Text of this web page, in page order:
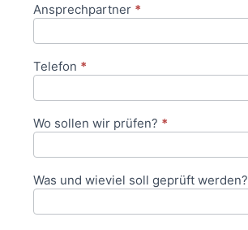
Ansprechpartner *
Telefon *
Wo sollen wir prüfen? *
Was und wieviel soll geprüft werden?